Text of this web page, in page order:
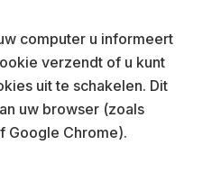
computer u informeert
verzendt of u kunt
uit te schakelen. Dit
uw browser (zoals
Google Chrome).